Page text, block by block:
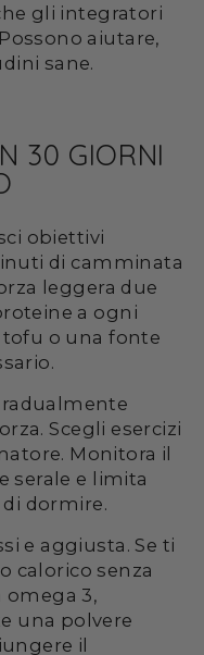
gli integratori
aiutare,
sane.
30 GIORNI
obiettivi
di camminata
leggera due
a ogni
tofu o una fonte
Scegli esercizi
Monitora il
serale e limita
dormire.
e aggiusta. Se ti
calorico senza
3,
una polvere
il